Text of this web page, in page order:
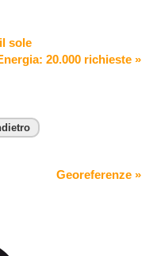
sole
20.000 richieste »
Georeferenze »